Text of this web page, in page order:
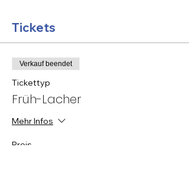
Tickets
Verkauf beendet
Tickettyp
Früh-Lacher
Mehr Infos
Preis